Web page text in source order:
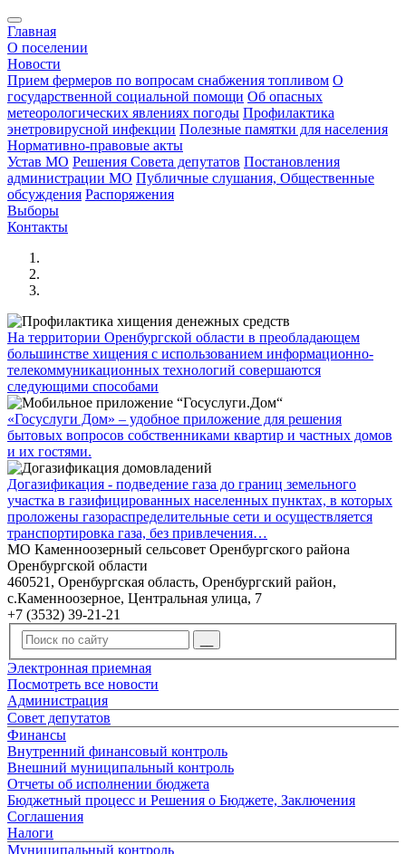
Главная
О поселении
Новости
Прием фермеров по вопросам снабжения топливом О
государственной социальной помощи Об опасных
метеорологических явлениях погоды Профилактика
энетровирусной инфекции Полезные памятки для населения
Нормативно-правовые акты
Устав МО Решения Совета депутатов Постановления
администрации МО Публичные слушания, Общественные
обсуждения Распоряжения
Выборы
Контакты
На территории Оренбургской области в преобладающем
большинстве хищения с использованием информационно-
телекоммуникационных технологий совершаются
следующими способами
«Госуслуги Дом» – удобное приложение для решения
бытовых вопросов собственниками квартир и частных домов
и их гостями.
Догазификация - подведение газа до границ земельного
участка в газифицированных населенных пунктах, в которых
проложены газораспределительные сети и осуществляется
транспортировка газа, без привлечения…
МО Каменноозерный сельсовет Оренбургского района
Оренбургской области
460521, Оренбургская область, Оренбургский район,
с.Каменноозерное, Центральная улица, 7
+7 (3532) 39-21-21
Электронная приемная
Посмотреть все новости
Администрация
Совет депутатов
Финансы
Внутренний финансовый контроль
Внешний муниципальный контроль
Отчеты об исполнении бюджета
Бюджетный процесс и Решения о Бюджете, Заключения
Соглашения
Налоги
Муниципальный контроль